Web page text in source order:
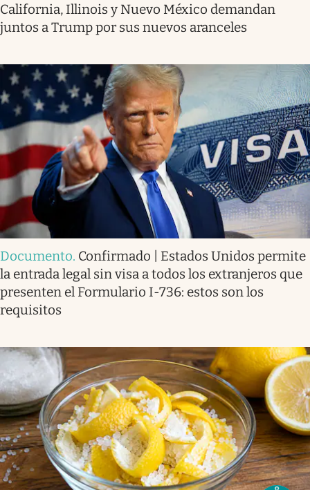
California, Illinois y Nuevo México demandan
juntos a Trump por sus nuevos aranceles
Documento. Confirmado | Estados Unidos permite
la entrada legal sin visa a todos los extranjeros que
presenten el Formulario I-736: estos son los
requisitos